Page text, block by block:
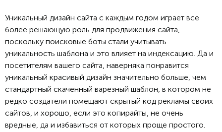
Уникальный дизайн сайта с каждым годом играет все
более решающую роль для продвижения сайта,
поскольку поисковые боты стали учитывать
уникальность шаблона и это влияет на индексацию. Да и
посетителям вашего сайта, наверняка понравится
уникальный красивый дизайн значительно больше, чем
стандартный скаченный варезный шаблон, в котором не
редко создатели помещают скрытый код рекламы своих
сайтов, и хорошо, если это копирайты, не очень
вредные, да и избавиться от которых проще простого.